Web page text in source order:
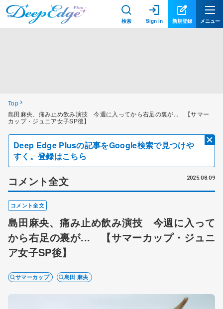
検索 Sign in 新規登録 メニュー
Top
島田麻央、痛み止め飲み演技 今週に入ってから右足の裏が... 【サマー
カップ・ジュニア女子SP後】
Deep Edge Plusの記事をGoogle検索で見つけや
すく。登録はこちら
コメント全文 2025.08.09
コメント全文
島田麻央、痛み止め飲み演技 今週に入って
から右足の裏が... 【サマーカップ・ジュニ
ア女子SP後】
サマーカップ 島田 麻央